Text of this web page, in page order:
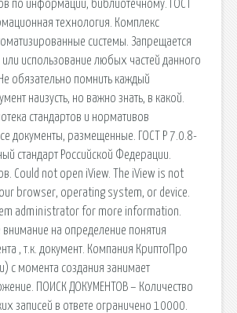
по информации, библиотечному. ГОСТ
технология. Комплекс
системы. Запрещается
использование любых частей данного
обязательно помнить каждый
наизусть, но важно знать, в какой.
стандартов и нормативов
документы, размещенные. ГОСТ Р 7.0.8-
стандарт Российской Федерации.
Could not open iView. The iView is not
browser, operating system, or device.
administrator for more information.
внимание на определение понятия
, т.к. документ. Компания КриптоПро
с момента создания занимает
ПОИСК ДОКУМЕНТОВ – Количество
записей в ответе ограничено 10000.